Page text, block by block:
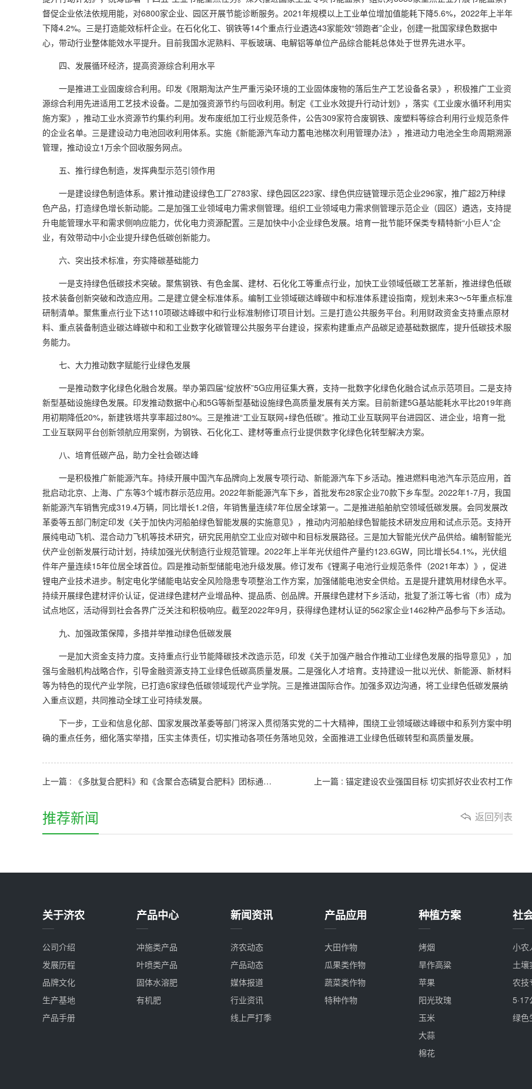
督促企业依法依规用能，对6800家企业、园区开展节能诊断服务。2021年规模以上工业单位增加值能耗下降5.6%，2022年上半年
下降4.2%。三是打造能效标杆企业。在石化化工、钢铁等14个重点行业遴选43家能效“领跑者”企业，创建一批国家绿色数据中
心，带动行业整体能效水平提升。目前我国水泥熟料、平板玻璃、电解铝等单位产品综合能耗总体处于世界先进水平。
四、发展循环经济，提高资源综合利用水平
一是推进工业固废综合利用。印发《限期淘汰产生严重污染环境的工业固体废物的落后生产工艺设备名录》，积极推广工业资
源综合利用先进适用工艺技术设备。二是加强资源节约与回收利用。制定《工业水效提升行动计划》，落实《工业废水循环利用实
施方案》，推动工业水资源节约集约利用。发布废纸加工行业规范条件，公告309家符合废钢铁、废塑料等综合利用行业规范条件
的企业名单。三是建设动力电池回收利用体系。实施《新能源汽车动力蓄电池梯次利用管理办法》，推进动力电池全生命周期溯源
管理，推动设立1万余个回收服务网点。
五、推行绿色制造，发挥典型示范引领作用
一是建设绿色制造体系。累计推动建设绿色工厂2783家、绿色园区223家、绿色供应链管理示范企业296家，推广超2万种绿
色产品，打造绿色增长新动能。二是加强工业领域电力需求侧管理。组织工业领域电力需求侧管理示范企业（园区）遴选，支持提
升电能管理水平和需求侧响应能力，优化电力资源配置。三是加快中小企业绿色发展。培育一批节能环保类专精特新“小巨人”企
业，有效带动中小企业提升绿色低碳创新能力。
六、突出技术标准，夯实降碳基础能力
一是支持绿色低碳技术突破。聚焦钢铁、有色金属、建材、石化化工等重点行业，加快工业领域低碳工艺革新，推进绿色低碳
技术装备创新突破和改造应用。二是建立健全标准体系。编制工业领域碳达峰碳中和标准体系建设指南，规划未来3～5年重点标准
研制清单。聚焦重点行业下达110项碳达峰碳中和行业标准制修订项目计划。三是打造公共服务平台。利用财政资金支持重点原材
料、重点装备制造业碳达峰碳中和和工业数字化碳管理公共服务平台建设，探索构建重点产品碳足迹基础数据库，提升低碳技术服
务能力。
七、大力推动数字赋能行业绿色发展
一是推动数字化绿色化融合发展。举办第四届“绽放杯”5G应用征集大赛，支持一批数字化绿色化融合试点示范项目。二是支持
新型基础设施绿色发展。印发推动数据中心和5G等新型基础设施绿色高质量发展有关方案。目前新建5G基站能耗水平比2019年商
用初期降低20%，新建铁塔共享率超过80%。三是推进“工业互联网+绿色低碳”。推动工业互联网平台进园区、进企业，培育一批
工业互联网平台创新领航应用案例，为钢铁、石化化工、建材等重点行业提供数字化绿色化转型解决方案。
八、培育低碳产品，助力全社会碳达峰
一是积极推广新能源汽车。持续开展中国汽车品牌向上发展专项行动、新能源汽车下乡活动。推进燃料电池汽车示范应用，首
批启动北京、上海、广东等3个城市群示范应用。2022年新能源汽车下乡，首批发布28家企业70款下乡车型。2022年1-7月，我国
新能源汽车销售完成319.4万辆，同比增长1.2倍，年销售量连续7年位居全球第一。二是推进船舶航空领域低碳发展。会同发展改
革委等五部门制定印发《关于加快内河船舶绿色智能发展的实施意见》，推动内河船舶绿色智能技术研发应用和试点示范。支持开
展纯电动飞机、混合动力飞机等技术研究，研究民用航空工业应对碳中和目标发展路径。三是加大智能光伏产品供给。编制智能光
伏产业创新发展行动计划，持续加强光伏制造行业规范管理。2022年上半年光伏组件产量约123.6GW，同比增长54.1%，光伏组
件年产量连续15年位居全球首位。四是推动新型储能电池升级发展。修订发布《锂离子电池行业规范条件（2021年本）》，促进
锂电产业技术进步。制定电化学储能电站安全风险隐患专项整治工作方案，加强储能电池安全供给。五是提升建筑用材绿色水平。
持续开展绿色建材评价认证，促进绿色建材产业增品种、提品质、创品牌。开展绿色建材下乡活动，批复了浙江等七省（市）成为
试点地区，活动得到社会各界广泛关注和积极响应。截至2022年9月，获得绿色建材认证的562家企业1462种产品参与下乡活动。
九、加强政策保障，多措并举推动绿色低碳发展
一是加大资金支持力度。支持重点行业节能降碳技术改造示范，印发《关于加强产融合作推动工业绿色发展的指导意见》，加
强与金融机构战略合作，引导金融资源支持工业绿色低碳高质量发展。二是强化人才培育。支持建设一批以光伏、新能源、新材料
等为特色的现代产业学院，已打造6家绿色低碳领域现代产业学院。三是推进国际合作。加强多双边沟通，将工业绿色低碳发展纳
入重点议题，共同推动全球工业可持续发展。
下一步，工业和信息化部、国家发展改革委等部门将深入贯彻落实党的二十大精神，围绕工业领域碳达峰碳中和系列方案中明
确的重点任务，细化落实举措，压实主体责任，切实推动各项任务落地见效，全面推进工业绿色低碳转型和高质量发展。
上一篇 : 《多肽复合肥料》和《含聚合态磷复合肥料》团标通过技术评审 上一篇 : 锚定建设农业强国目标 切实抓好农业农村工作
返回列表
推荐新闻
关于济农
公司介绍
发展历程
品牌文化
生产基地
产品手册
产品中心
冲施类产品
叶喷类产品
固体水溶肥
有机肥
新闻资讯
济农动态
产品动态
媒体报道
行业资讯
线上严打季
产品应用
大田作物
瓜果类作物
蔬菜类作物
特种作物
种植方案
烤烟
旱作高粱
苹果
阳光玫瑰
玉米
大蒜
棉花
社
小农
土壤
农技
绿色